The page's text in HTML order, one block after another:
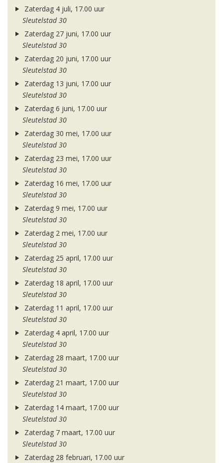
Zaterdag 4 juli, 17.00 uur
Sleutelstad 30
Zaterdag 27 juni, 17.00 uur
Sleutelstad 30
Zaterdag 20 juni, 17.00 uur
Sleutelstad 30
Zaterdag 13 juni, 17.00 uur
Sleutelstad 30
Zaterdag 6 juni, 17.00 uur
Sleutelstad 30
Zaterdag 30 mei, 17.00 uur
Sleutelstad 30
Zaterdag 23 mei, 17.00 uur
Sleutelstad 30
Zaterdag 16 mei, 17.00 uur
Sleutelstad 30
Zaterdag 9 mei, 17.00 uur
Sleutelstad 30
Zaterdag 2 mei, 17.00 uur
Sleutelstad 30
Zaterdag 25 april, 17.00 uur
Sleutelstad 30
Zaterdag 18 april, 17.00 uur
Sleutelstad 30
Zaterdag 11 april, 17.00 uur
Sleutelstad 30
Zaterdag 4 april, 17.00 uur
Sleutelstad 30
Zaterdag 28 maart, 17.00 uur
Sleutelstad 30
Zaterdag 21 maart, 17.00 uur
Sleutelstad 30
Zaterdag 14 maart, 17.00 uur
Sleutelstad 30
Zaterdag 7 maart, 17.00 uur
Sleutelstad 30
Zaterdag 28 februari, 17.00 uur